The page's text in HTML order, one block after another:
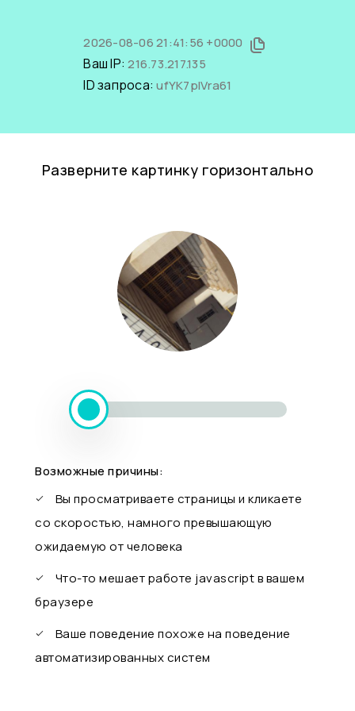
2026-08-06 21:41:56 +0000
Ваш IP:216.73.217.135
ID запроса:ufYK7plVra61
Разверните картинку горизонтально
Возможные причины:
Вы просматриваете страницы и кликаете
со скоростью, намного превышающую
ожидаемую от человека
Что-то мешает работе javascript в вашем
браузере
Ваше поведение похоже на поведение
автоматизированных систем